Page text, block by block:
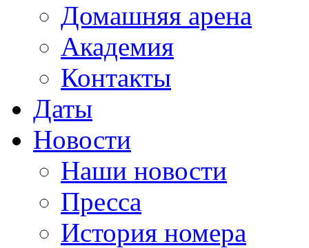
Домашняя арена
Академия
Контакты
Даты
Новости
Наши новости
Пресса
История номера